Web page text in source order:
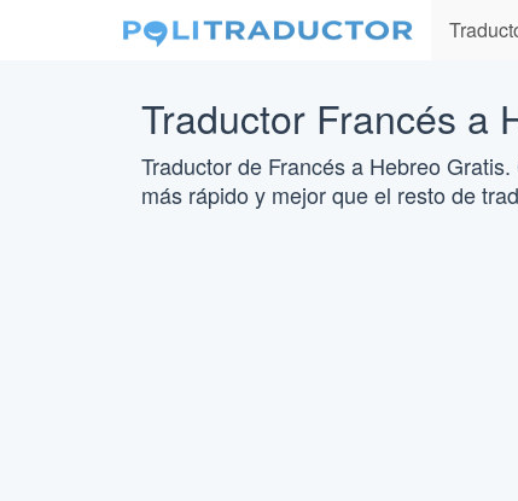
Traductor Francés a
Traductor de Francés a Hebreo
más rápido y mejor que el resto de